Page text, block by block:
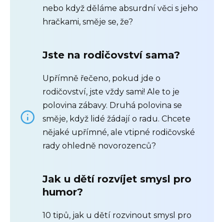
nebo když děláme absurdní věci s jeho
hračkami, směje se, že?
Jste na rodičovství sama?
Upřímně řečeno, pokud jde o
rodičovství, jste vždy sami! Ale to je
polovina zábavy. Druhá polovina se
směje, když lidé žádají o radu. Chcete
nějaké upřímné, ale vtipné rodičovské
rady ohledně novorozenců?
Jak u dětí rozvíjet smysl pro
humor?
10 tipů, jak u dětí rozvinout smysl pro